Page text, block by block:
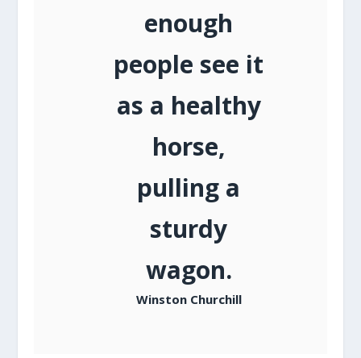
enough
people see it
as a healthy
horse,
pulling a
sturdy
wagon.
Winston Churchill